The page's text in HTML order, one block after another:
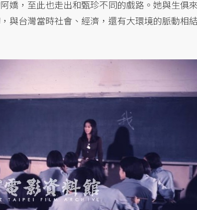
嬌，至此也走出和甄珍不同的戲路。她與生俱來
與台灣當時社會、經濟，還有大環境的脈動相